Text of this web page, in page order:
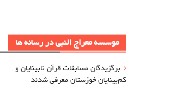
موسسه معراج النبی در رسانه ها
برگزيدگان مسابقات قرآن نابینایان و
کم‌بینایان خوزستان معرفي شدند